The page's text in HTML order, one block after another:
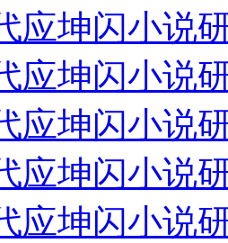
应坤闪小说
应坤闪小说
应坤闪小说
应坤闪小说
应坤闪小说